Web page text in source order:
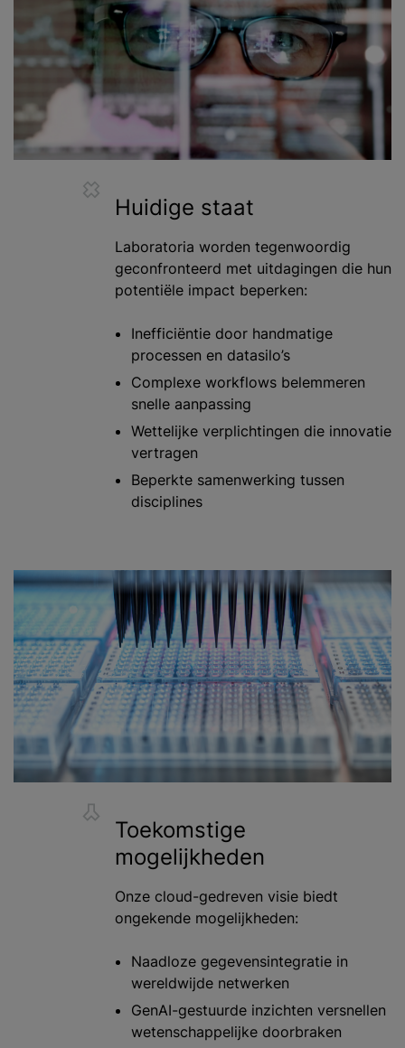
Huidige staat
Laboratoria worden tegenwoordig
geconfronteerd met uitdagingen die hun
potentiële impact beperken:
Inefficiëntie door handmatige
processen en datasilo’s
Complexe workflows belemmeren
snelle aanpassing
Wettelijke verplichtingen die innovatie
vertragen
Beperkte samenwerking tussen
disciplines
Toekomstige
mogelijkheden
Onze cloud-gedreven visie biedt
ongekende mogelijkheden:
Naadloze gegevensintegratie in
wereldwijde netwerken
GenAI-gestuurde inzichten versnellen
wetenschappelijke doorbraken